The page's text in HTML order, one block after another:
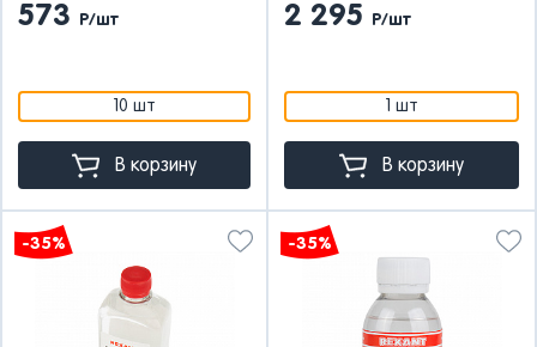
573 Р/шт
10 шт
В корзину
2 295 Р/шт
1 шт
В корзину
-35% -35%